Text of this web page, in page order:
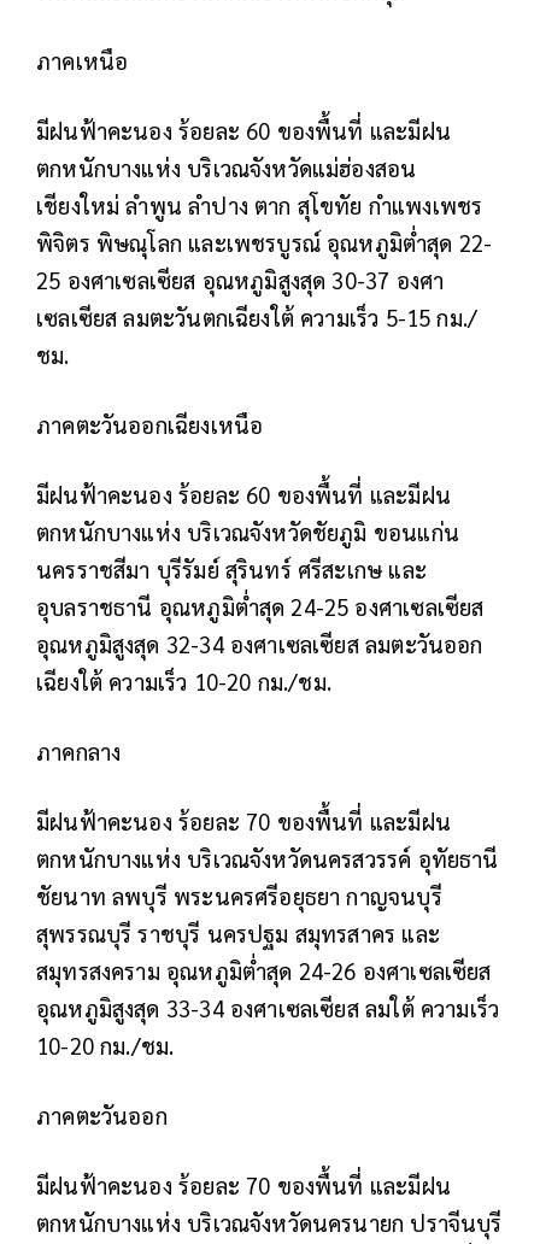
ภาคเหนือ
มีฝนฟ้าคะนอง ร้อยละ 60 ของพื้นที่ และมีฝน
ตกหนักบางแห่ง บริเวณจังหวัดแม่ฮ่องสอน
เชียงใหม่ ลำพูน ลำปาง ตาก สุโขทัย กำแพงเพชร
พิจิตร พิษณุโลก และเพชรบูรณ์ อุณหภูมิต่ำสุด 22-
25 องศาเซลเซียส อุณหภูมิสูงสุด 30-37 องศา
เซลเซียส ลมตะวันตกเฉียงใต้ ความเร็ว 5-15 กม./
ชม.
ภาคตะวันออกเฉียงเหนือ
มีฝนฟ้าคะนอง ร้อยละ 60 ของพื้นที่ และมีฝน
ตกหนักบางแห่ง บริเวณจังหวัดชัยภูมิ ขอนแก่น
นครราชสีมา บุรีรัมย์ สุรินทร์ ศรีสะเกษ และ
อุบลราชธานี อุณหภูมิต่ำสุด 24-25 องศาเซลเซียส
อุณหภูมิสูงสุด 32-34 องศาเซลเซียส ลมตะวันออก
เฉียงใต้ ความเร็ว 10-20 กม./ชม.
ภาคกลาง
มีฝนฟ้าคะนอง ร้อยละ 70 ของพื้นที่ และมีฝน
ตกหนักบางแห่ง บริเวณจังหวัดนครสวรรค์ อุทัยธานี
ชัยนาท ลพบุรี พระนครศรีอยุธยา กาญจนบุรี
สุพรรณบุรี ราชบุรี นครปฐม สมุทรสาคร และ
สมุทรสงคราม อุณหภูมิต่ำสุด 24-26 องศาเซลเซียส
อุณหภูมิสูงสุด 33-34 องศาเซลเซียส ลมใต้ ความเร็ว
10-20 กม./ชม.
ภาคตะวันออก
มีฝนฟ้าคะนอง ร้อยละ 70 ของพื้นที่ และมีฝน
ตกหนักบางแห่ง บริเวณจังหวัดนครนายก ปราจีนบุรี